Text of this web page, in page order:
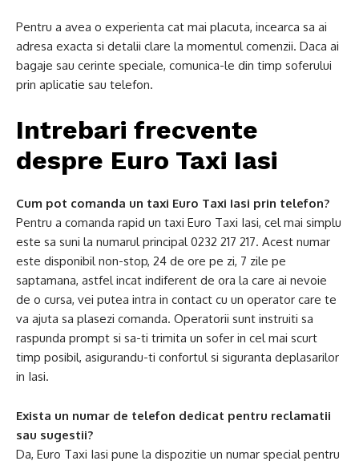
Pentru a avea o experienta cat mai placuta, incearca sa ai
adresa exacta si detalii clare la momentul comenzii. Daca ai
bagaje sau cerinte speciale, comunica-le din timp soferului
prin aplicatie sau telefon.
Intrebari frecvente
despre Euro Taxi Iasi
Cum pot comanda un taxi Euro Taxi Iasi prin telefon?
Pentru a comanda rapid un taxi Euro Taxi Iasi, cel mai simplu
este sa suni la numarul principal 0232 217 217. Acest numar
este disponibil non-stop, 24 de ore pe zi, 7 zile pe
saptamana, astfel incat indiferent de ora la care ai nevoie
de o cursa, vei putea intra in contact cu un operator care te
va ajuta sa plasezi comanda. Operatorii sunt instruiti sa
raspunda prompt si sa-ti trimita un sofer in cel mai scurt
timp posibil, asigurandu-ti confortul si siguranta deplasarilor
in Iasi.
Exista un numar de telefon dedicat pentru reclamatii
sau sugestii?
Da, Euro Taxi Iasi pune la dispozitie un numar special pentru